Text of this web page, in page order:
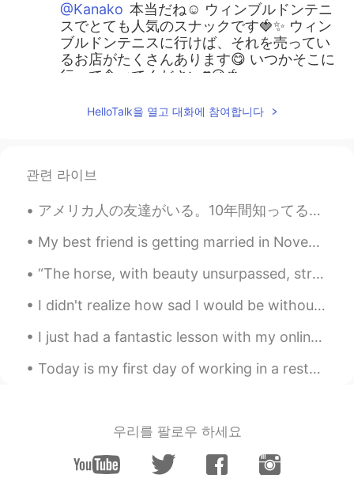
@Kanako 本当だね☺️ ウィンブルドンテニ
スでとても人気のスナックです🍓✨ ウィン
ブルドンテニスに行けば、それを売ってい
るお店がたくさんあります😋 いつかそこに
行って食べてください❣️😉🍓
Russo 2021.06.14 20:46
いですね🍓いつか、ぜひ食べてみてくださ
Russo 2021.06.14 20:43
EN JP
@mimi 本当にありがとう😄 そうですね❣️
ウィンブルドンテニスでとても人気のスナ
ックですね🍓😋✨
Russo 2021.06.14 20:40
@マシューリー うん、とても甘いんですね
EN JP
HelloTalk을 열고 대화에 참여합니다
관련 라이브
アメリカ人の友達がいる。10年間知ってるけど今日初めて会った！😱 超楽しかった！アラビア料理を食べて、辻利に行った！辻利は京都と福岡では人気だと聞いた。🤔 チーズ餅を初めて見たけど食べなかった。...
My best friend is getting married in November!! I’m trying on my bridesmaids dress that came toda...
“The horse, with beauty unsurpassed, strength immeasurable, and grace unlike any other, still rem...
I didn't realize how sad I would be without family this Christmas until I video chatted just now....
I just had a fantastic lesson with my online students who I’ve been teaching for over 6 months no...
Today is my first day of working in a restaurant in Japan. It will be a big challenge for my Japa...
우리를 팔로우 하세요